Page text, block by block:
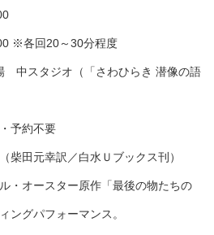
※各回20～30分程度
中スタジオ（「さわひらき 潜像の語
予約不要
柴田元幸訳／白水Ｕブックス刊）
・オースター原作「最後の物たちの
ングパフォーマンス。